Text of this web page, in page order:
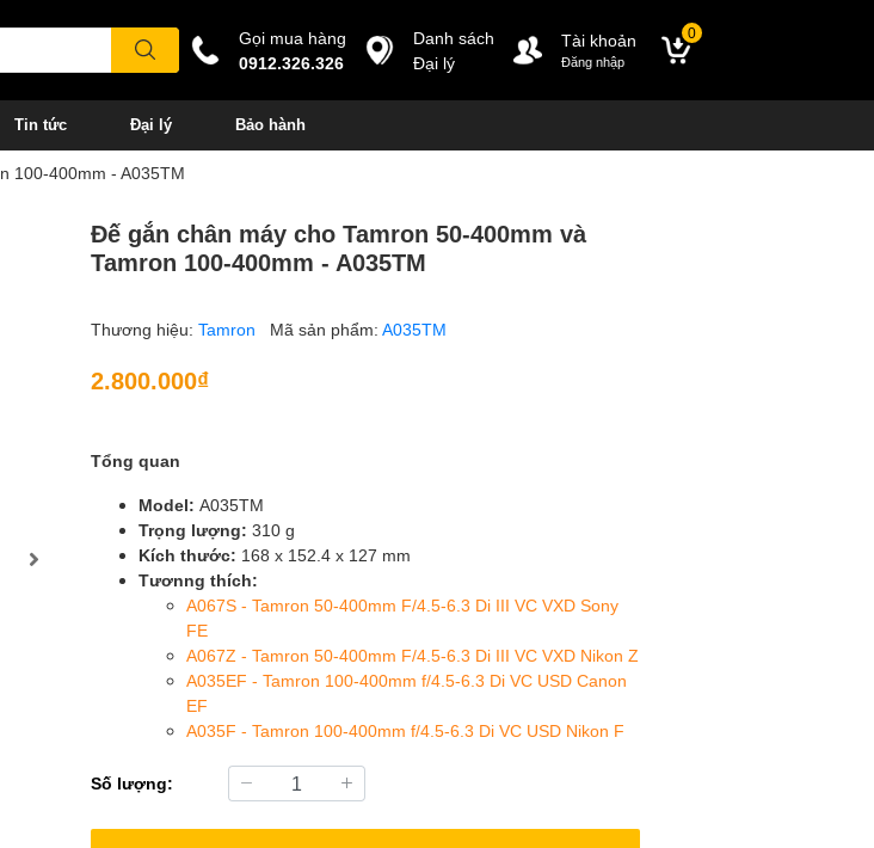
Gọi mua hàng
0912.326.326
Danh sách
Đại lý
Tài khoản
Đăng nhập
0
Tin tức Đại lý Bảo hành
100-400mm - A035TM
Đế gắn chân máy cho Tamron 50-400mm và
Tamron 100-400mm - A035TM
Thương hiệu: Tamron Mã sản phẩm: A035TM
2.800.000₫
Tổng quan
Model: A035TM
Trọng lượng: 310 g
Kích thước: 168 x 152.4 x 127 mm
Tươnng thích:
A067S - Tamron 50-400mm F/4.5-6.3 Di III VC VXD Sony
FE
A067Z - Tamron 50-400mm F/4.5-6.3 Di III VC VXD Nikon Z
A035EF - Tamron 100-400mm f/4.5-6.3 Di VC USD Canon
EF
A035F - Tamron 100-400mm f/4.5-6.3 Di VC USD Nikon F
Số lượng: